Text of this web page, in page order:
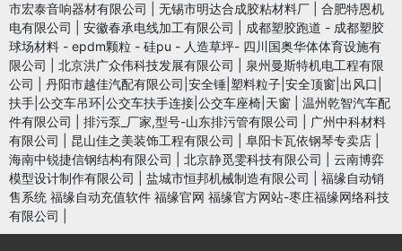
市宏泰音响器材有限公司
无锡市明达合成胶粘材料厂
合肥特恩机
电有限公司
安徽春承电线加工有限公司
成都塑胶跑道 - 成都塑胶
球场材料 - epdm颗粒 - 硅pu - 人造草坪- 四川国奥华体体育设施有
限公司
北京洪广众伟科技发展有限公司
泉州曼斯特机电工程有限
公司
丹阳市越佳汽配有限公司|安全锤|塑料粒子|安全顶窗|出风口|
扶手|公交车吊环|公交车扶手连接|公交车座椅|天窗
温州乾智汽车配
件有限公司
排污泵_厂家,型号-山东排污管有限公司
广州中科材料
有限公司
昆山佳之美装饰工程有限公司 阜阳卡瓦依钢琴专卖店
海南中锐捷信钢结构有限公司
北京静觅雯科技有限公司
云南博弈
模型设计制作有限公司
盐城市恒邦机械制造有限公司
福缘自动销
售系统 福缘自动充值软件 福缘官网 福缘官方网站-枣庄福缘网络科技
有限公司